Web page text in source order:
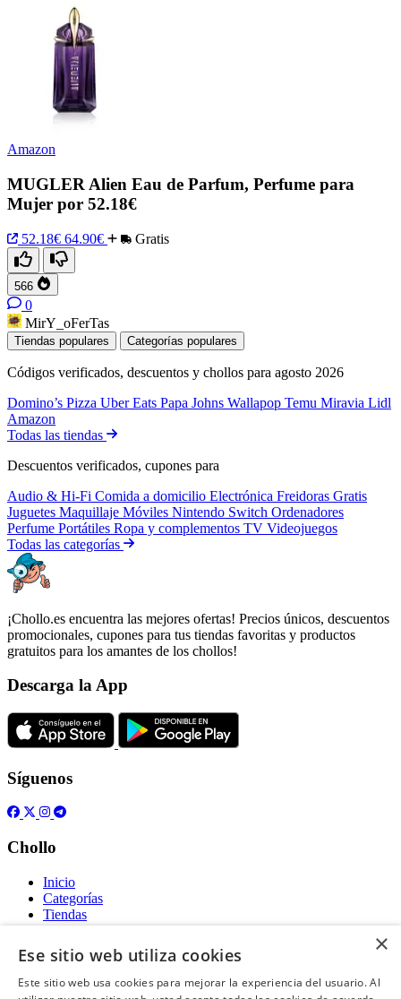
Amazon
MUGLER Alien Eau de Parfum, Perfume para
Mujer por 52.18€
52.18€ 64.90€ Gratis
566
0
MirY_oFerTas
Tiendas populares Categorías populares
Códigos verificados, descuentos y chollos para agosto 2026
Domino’s Pizza Uber Eats Papa Johns Wallapop Temu Miravia Lidl
Amazon
Todas las tiendas
Descuentos verificados, cupones para
Audio & Hi-Fi Comida a domicilio Electrónica Freidoras Gratis
Juguetes Maquillaje Móviles Nintendo Switch Ordenadores
Perfume Portátiles Ropa y complementos TV Videojuegos
Todas las categorías
¡Chollo.es encuentra las mejores ofertas! Precios únicos, descuentos
promocionales, cupones para tus tiendas favoritas y productos
gratuitos para los amantes de los chollos!
Descarga la App
Síguenos
Chollo
Inicio
Categorías
Tiendas
Gratis
Acerca de
×
Ese sitio web utiliza cookies
Este sitio web usa cookies para mejorar la experiencia del usuario. Al